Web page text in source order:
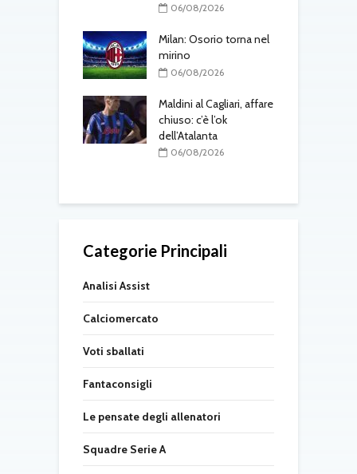
06/08/2026
Milan: Osorio torna nel
mirino
06/08/2026
Maldini al Cagliari, affare
chiuso: c’è l’ok
dell’Atalanta
06/08/2026
Categorie Principali
Analisi Assist
Calciomercato
Voti sballati
Fantaconsigli
Le pensate degli allenatori
Squadre Serie A